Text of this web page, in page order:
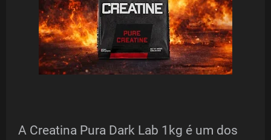
A Creatina Pura Dark Lab 1kg é um dos